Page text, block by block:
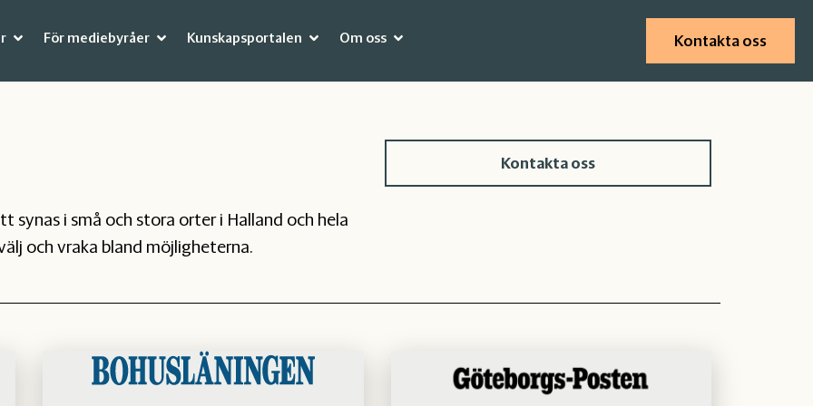
För mediebyråer Kunskapsportalen Om oss Kontakta oss
synas i små och stora orter i Halland och hela
och vraka bland möjligheterna.
Kontakta oss